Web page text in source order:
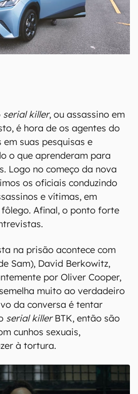
serial killer, ou assassino em
é hora de os agentes do
suas pesquisas e
o que aprenderam para
Logo no começo da nova
os oficiais conduzindo
e vítimas, em
Afinal, o ponto forte
na prisão acontece com
Sam), David Berkowitz,
por Oliver Cooper,
muito ao verdadeiro
da conversa é tentar
serial killerBTK, então são
cunhos sexuais,
à tortura.